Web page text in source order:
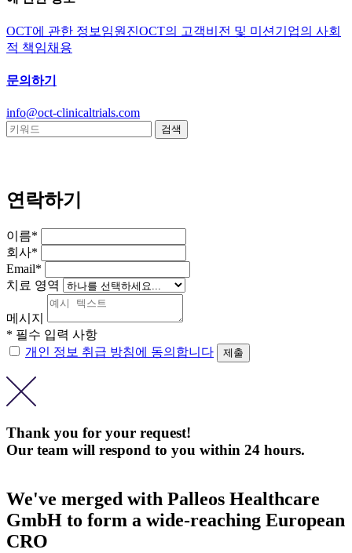
OCT에 관한 정보 임원진OCT의 고객비전 및 미션 기업의 사회
적 책임채용
문의하기
info@oct-clinicaltrials.com
연락하기
이름*
회사*
Email*
치료 영역
메시지
* 필수 입력 사항
개인 정보 취급 방침에 동의합니다
Thank you for your request!
Our team will respond to you within 24 hours.
We've merged with Palleos Healthcare
GmbH to form a wide-reaching European
CRO